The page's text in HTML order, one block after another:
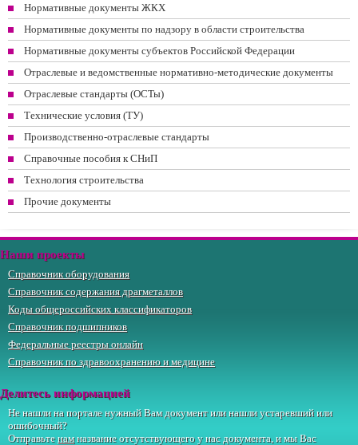
Нормативные документы ЖКХ
Нормативные документы по надзору в области строительства
Нормативные документы субъектов Российской Федерации
Отраслевые и ведомственные нормативно-методические документы
Отраслевые стандарты (ОСТы)
Технические условия (ТУ)
Производственно-отраслевые стандарты
Справочные пособия к СНиП
Технология строительства
Прочие документы
Наши проекты
Справочник оборудования
Справочник содержания драгметаллов
Коды общероссийских классификаторов
Справочник подшипников
Федеральные реестры онлайн
Справочник по здравоохранению и медицине
Делитесь информацией
Не нашли на портале нужный Вам документ или нашли устаревший или
ошибочный?
Отправьтенамназвание отсутствующего у нас документа, и мы Вас